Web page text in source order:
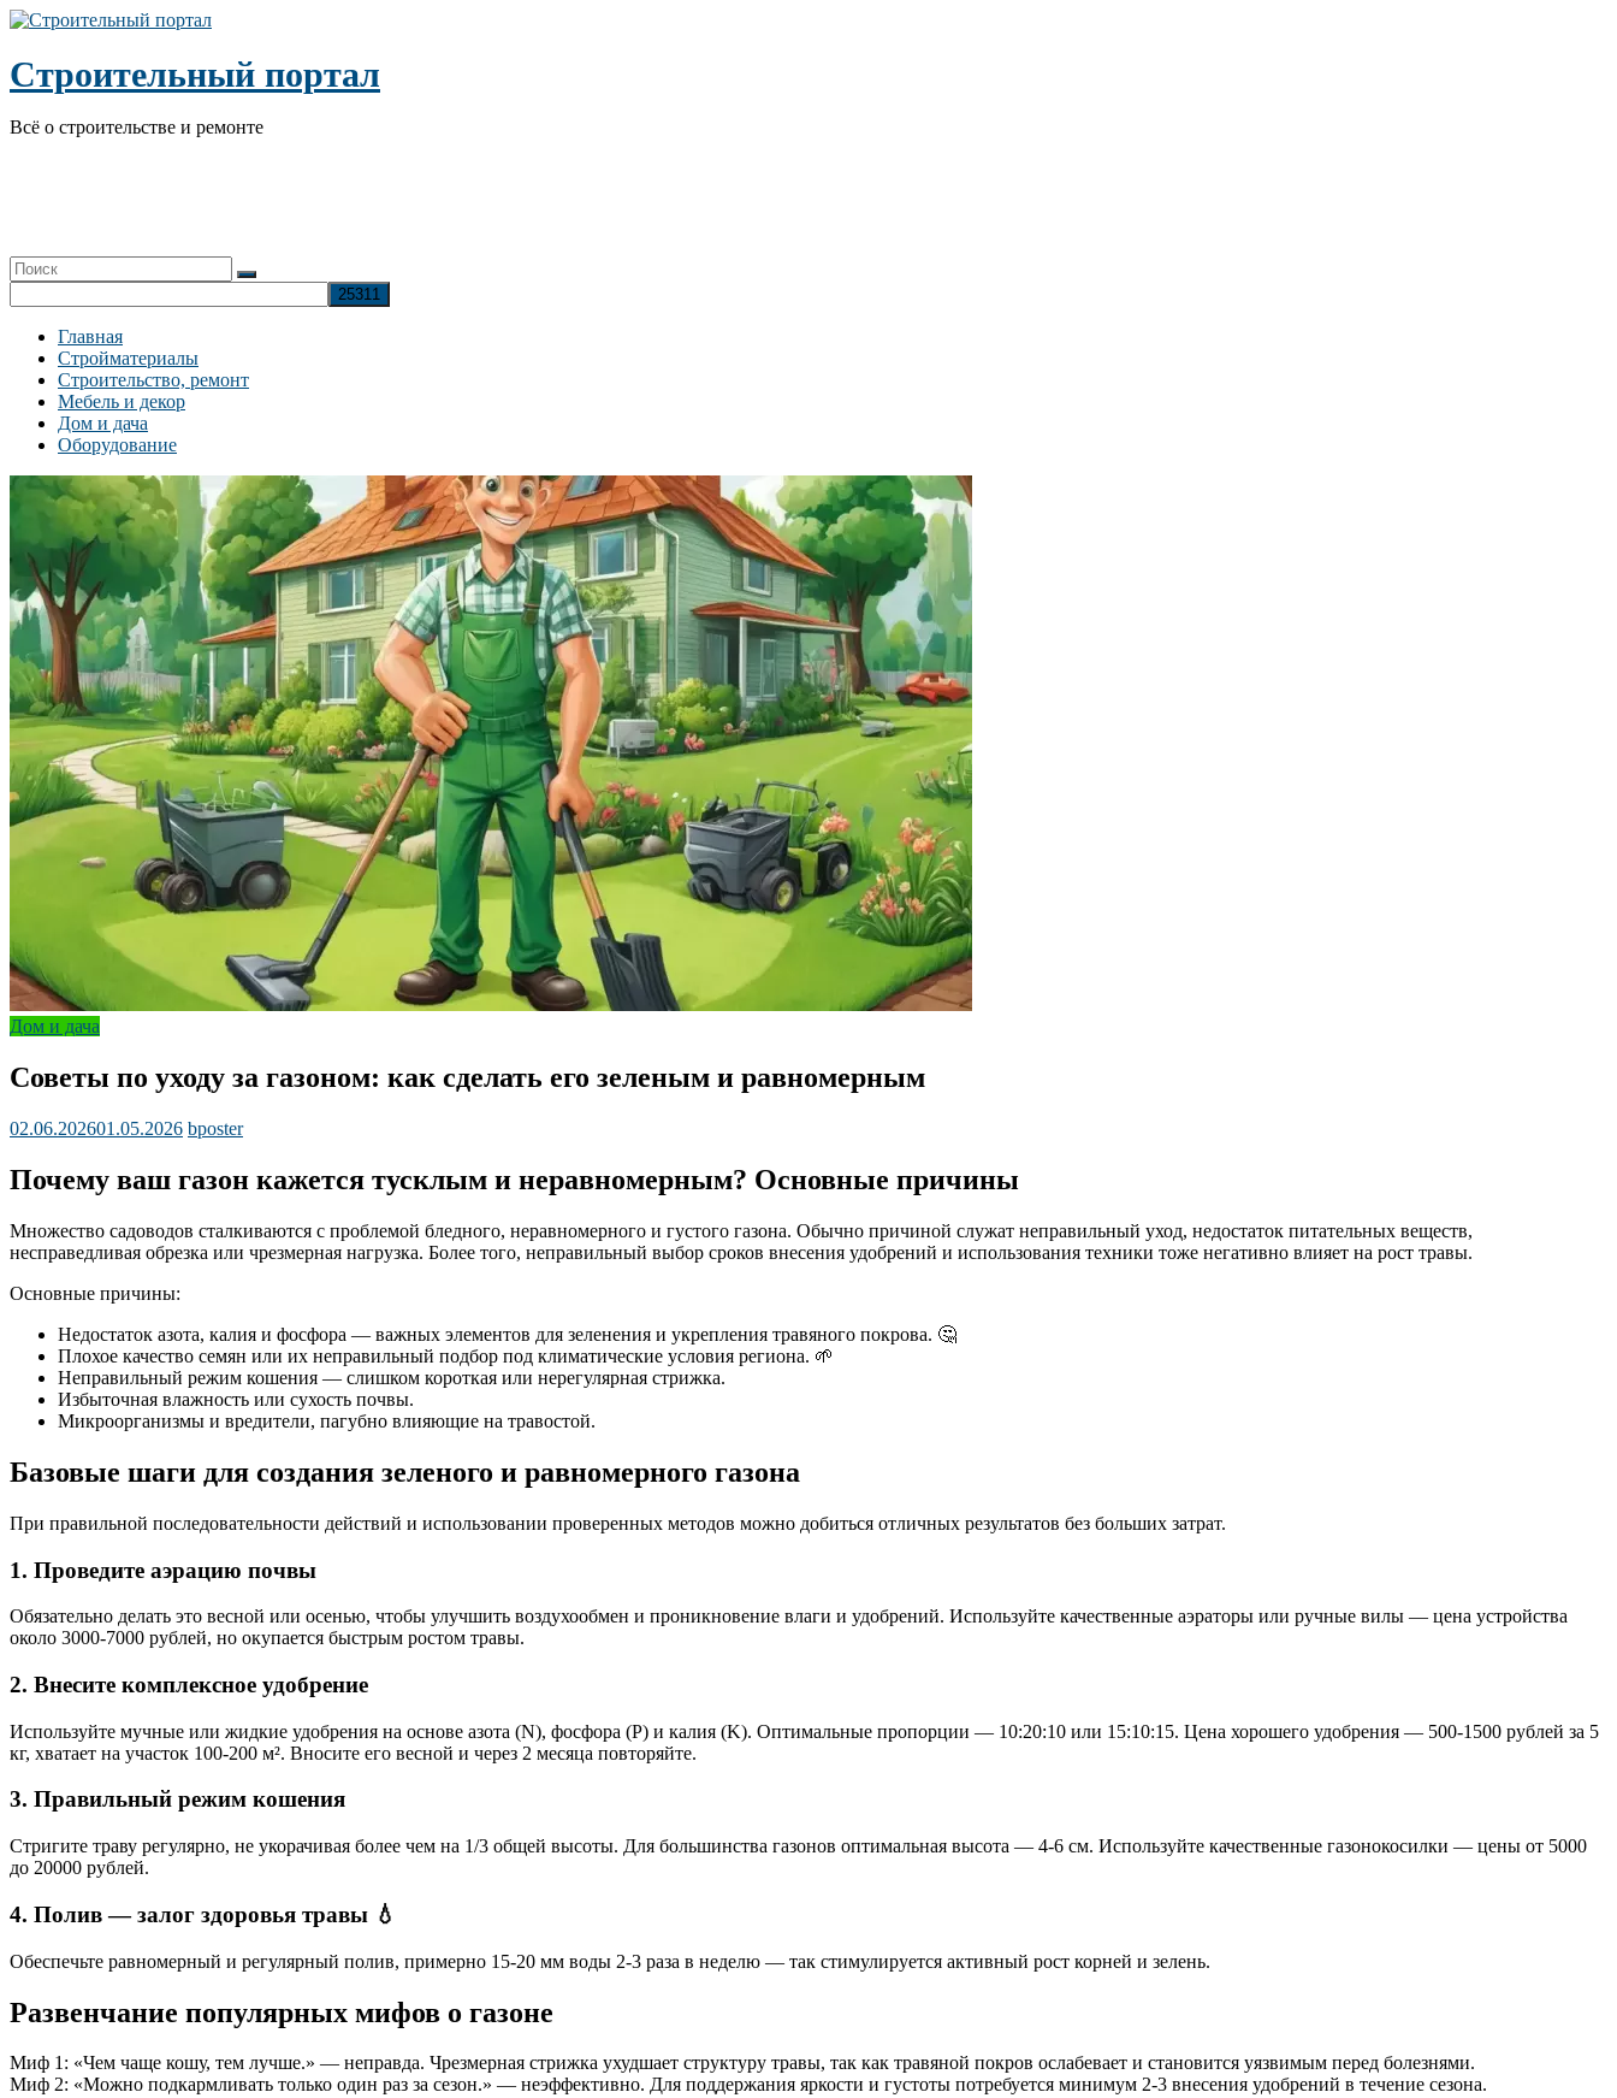
Перейти
содержимому
Строительный портал
Всё о строительстве и ремонте
Главная
Стройматериалы
Строительство, ремонт
Мебель и декор
Дом и дача
Оборудование
Дом и дача
Советы по уходу за газоном: как сделать его зеленым и равномерным
02.06.202601.05.2026 bposter
Почему ваш газон кажется тусклым и неравномерным? Основные причины
Множество садоводов сталкиваются с проблемой бледного, неравномерного и густого газона. Обычно причиной служат неправильный уход, недостаток питательных веществ,
несправедливая обрезка или чрезмерная нагрузка. Более того, неправильный выбор сроков внесения удобрений и использования техники тоже негативно влияет на рост травы.
Основные причины:
Недостаток азота, калия и фосфора — важных элементов для зеленения и укрепления травяного покрова. 🤔
Плохое качество семян или их неправильный подбор под климатические условия региона. 🌱
Неправильный режим кошения — слишком короткая или нерегулярная стрижка.
Избыточная влажность или сухость почвы.
Микроорганизмы и вредители, пагубно влияющие на травостой.
Базовые шаги для создания зеленого и равномерного газона
При правильной последовательности действий и использовании проверенных методов можно добиться отличных результатов без больших затрат.
1. Проведите аэрацию почвы
Обязательно делать это весной или осенью, чтобы улучшить воздухообмен и проникновение влаги и удобрений. Используйте качественные аэраторы или ручные вилы — цена устройства
около 3000-7000 рублей, но окупается быстрым ростом травы.
2. Внесите комплексное удобрение
Используйте мучные или жидкие удобрения на основе азота (N), фосфора (P) и калия (K). Оптимальные пропорции — 10:20:10 или 15:10:15. Цена хорошего удобрения — 500-1500 рублей за 5
кг, хватает на участок 100-200 м². Вносите его весной и через 2 месяца повторяйте.
3. Правильный режим кошения
Стригите траву регулярно, не укорачивая более чем на 1/3 общей высоты. Для большинства газонов оптимальная высота — 4-6 см. Используйте качественные газонокосилки — цены от 5000
до 20000 рублей.
4. Полив — залог здоровья травы 💧
Обеспечьте равномерный и регулярный полив, примерно 15-20 мм воды 2-3 раза в неделю — так стимулируется активный рост корней и зелень.
Развенчание популярных мифов о газоне
Миф 1: «Чем чаще кошу, тем лучше.» — неправда. Чрезмерная стрижка ухудшает структуру травы, так как травяной покров ослабевает и становится уязвимым перед болезнями.
Миф 2: «Можно подкармливать только один раз за сезон.» — неэффективно. Для поддержания яркости и густоты потребуется минимум 2-3 внесения удобрений в течение сезона.